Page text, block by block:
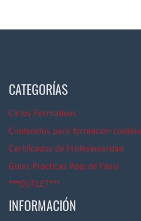
CATEGORÍAS
Ciclos Formativos
Contenidos para formación
Certificados de Profesionalidad
Guías Prácticas Rojo de Fassi
***OUTLET***
INFORMACIÓN